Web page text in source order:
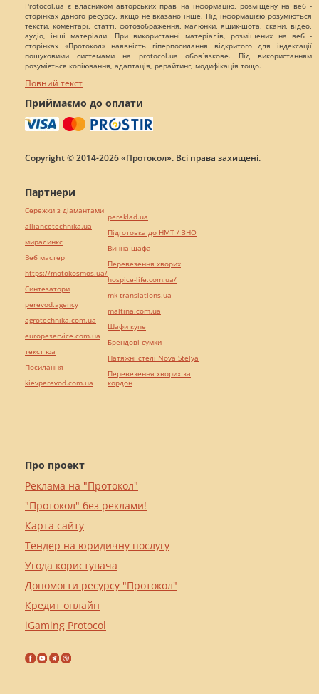
Protocol.ua є власником авторських прав на інформацію, розміщену на веб -
сторінках даного ресурсу, якщо не вказано інше. Під інформацією розуміються
тексти, коментарі, статті, фотозображення, малюнки, ящик-шота, скани, відео,
аудіо, інші матеріали. При використанні матеріалів, розміщених на веб -
сторінках «Протокол» наявність гіперпосилання відкритого для індексації
пошуковими системами на protocol.ua обов`язкове. Під використанням
розуміється копіювання, адаптація, рерайтинг, модифікація тощо.
Повний текст
Приймаємо до оплати
Copyright © 2014-2026 «Протокол». Всі права захищені.
Про проект
Реклама на "Протокол"
"Протокол" без реклами!
Карта сайту
Тендер на юридичну послугу
Угода користувача
Допомогти ресурсу "Протокол"
Кредит онлайн
iGaming Protocol
Партнери
Сережки з діамантами
alliancetechnika.ua
миралинкс
Веб мастер
https://motokosmos.ua/
Синтезатори
perevod.agency
agrotechnika.com.ua
europeservice.com.ua
текст юа
Посилання
kievperevod.com.ua
pereklad.ua
Підготовка до НМТ / ЗНО
Винна шафа
Перевезення хворих
hospice-life.com.ua/
mk-translations.ua
maltina.com.ua
Шафи купе
Брендові сумки
Натяжні стелі Nova Stelya
Перевезення хворих за
кордон